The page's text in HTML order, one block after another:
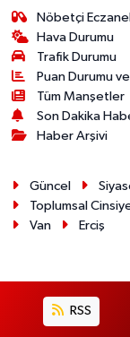
Nöbetçi
Hava Durumu
Trafik Durumu
Puan Durumu
Tüm Manşetler
Son Dakika
Haber Arşivi
Güncel
Toplumsal
Van
Erciş
RSS